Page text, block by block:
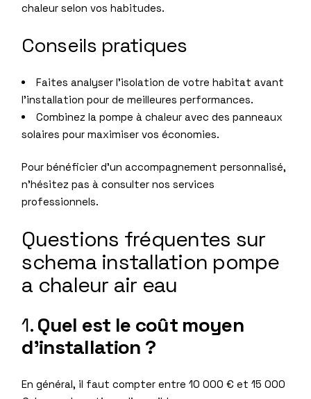
chaleur selon vos habitudes.
Conseils pratiques
Faites analyser l’isolation de votre habitat avant
l’installation pour de meilleures performances.
Combinez la pompe à chaleur avec des panneaux
solaires pour maximiser vos économies.
Pour bénéficier d’un accompagnement personnalisé,
n’hésitez pas à consulternos services
professionnels.
Questions fréquentes sur
schema installation pompe
a chaleur air eau
1.Quel est le coût moyen
d’installation ?
En général, il faut compter entre 10 000 € et 15 000